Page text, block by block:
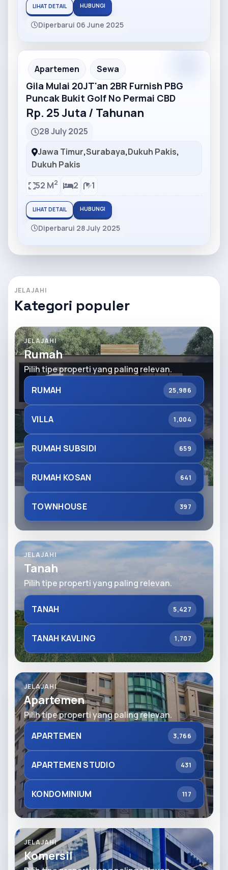
LIHAT DETAIL HUBUNGI
Diperbarui 06 June 2025
Partner Ad
Apartemen Sewa
Gila Mulai 20JT'an 2BR Furnish PBG
Puncak Bukit Golf No Permai CBD
Rp. 25 Juta / Tahunan
28 July 2025
Jawa Timur,Surabaya,Dukuh Pakis,
Dukuh Pakis
52 M2 2 1
LIHAT DETAIL HUBUNGI
Diperbarui 28 July 2025
JELAJAHI
Kategori populer
JELAJAHI
Rumah
Pilih tipe properti yang paling relevan.
RUMAH
25,986
VILLA 1,004
RUMAH SUBSIDI 659
RUMAH KOSAN 641
TOWNHOUSE 397
JELAJAHI
Tanah
Pilih tipe properti yang paling relevan.
TANAH 5,427
TANAH KAVLING 1,707
JELAJAHI
Apartemen
Pilih tipe properti yang paling relevan.
APARTEMEN
3,766
APARTEMEN STUDIO 431
KONDOMINIUM 117
JELAJAHI
Komersil